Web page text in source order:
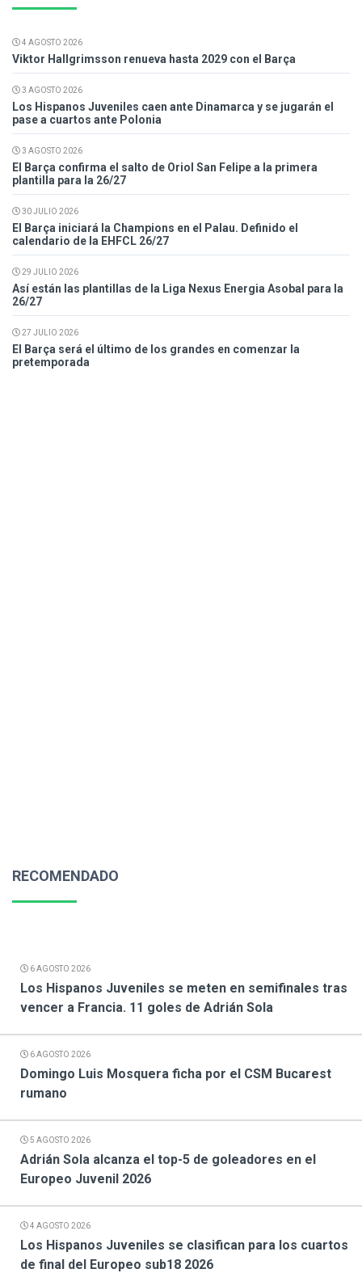
4 AGOSTO 2026
Viktor Hallgrimsson renueva hasta 2029 con el Barça
3 AGOSTO 2026
Los Hispanos Juveniles caen ante Dinamarca y se jugarán el
pase a cuartos ante Polonia
3 AGOSTO 2026
El Barça confirma el salto de Oriol San Felipe a la primera
plantilla para la 26/27
30 JULIO 2026
El Barça iniciará la Champions en el Palau. Definido el
calendario de la EHFCL 26/27
29 JULIO 2026
Así están las plantillas de la Liga Nexus Energia Asobal para la
26/27
27 JULIO 2026
El Barça será el último de los grandes en comenzar la
pretemporada
RECOMENDADO
6 AGOSTO 2026
Los Hispanos Juveniles se meten en semifinales tras
vencer a Francia. 11 goles de Adrián Sola
6 AGOSTO 2026
Domingo Luis Mosquera ficha por el CSM Bucarest
rumano
5 AGOSTO 2026
Adrián Sola alcanza el top-5 de goleadores en el
Europeo Juvenil 2026
4 AGOSTO 2026
Los Hispanos Juveniles se clasifican para los cuartos
de final del Europeo sub18 2026